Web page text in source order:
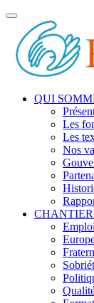
Toggle
navigation
QUI
Les
Les
Nos
Emploi